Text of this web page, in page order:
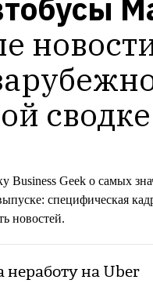
сводке
Business Geek о самых
специфическая
новостей.
неработу на Uber